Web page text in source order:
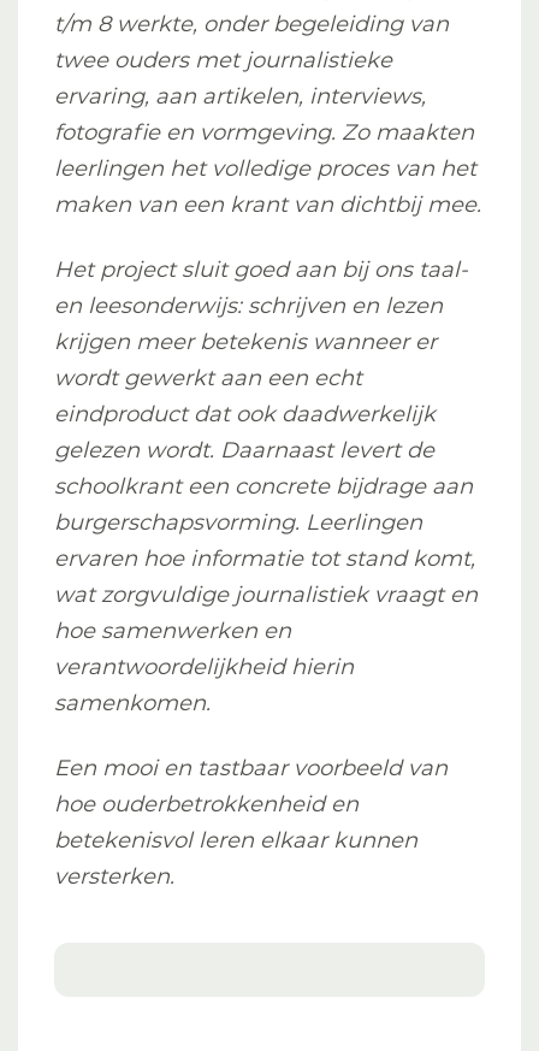
t/m 8 werkte, onder begeleiding van
twee ouders met journalistieke
ervaring, aan artikelen, interviews,
fotografie en vormgeving. Zo maakten
leerlingen het volledige proces van het
maken van een krant van dichtbij mee.
Het project sluit goed aan bij ons taal-
en leesonderwijs: schrijven en lezen
krijgen meer betekenis wanneer er
wordt gewerkt aan een echt
eindproduct dat ook daadwerkelijk
gelezen wordt. Daarnaast levert de
schoolkrant een concrete bijdrage aan
burgerschapsvorming. Leerlingen
ervaren hoe informatie tot stand komt,
wat zorgvuldige journalistiek vraagt en
hoe samenwerken en
verantwoordelijkheid hierin
samenkomen.
Een mooi en tastbaar voorbeeld van
hoe ouderbetrokkenheid en
betekenisvol leren elkaar kunnen
versterken.